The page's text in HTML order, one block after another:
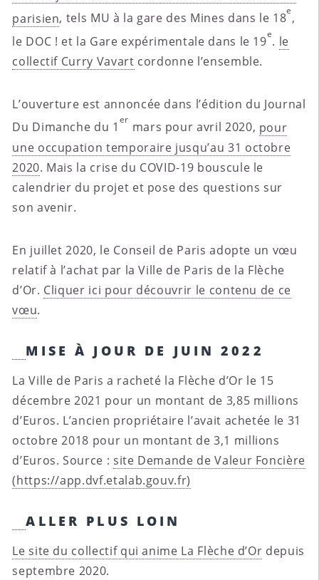
parisien, tels MU à la gare des Mines dans le 18
e
,
le DOC ! et la Gare expérimentale dans le 19
e
. le
collectif Curry Vavart cordonne l’ensemble.
L’ouverture est annoncée dans l’édition du Journal
Du Dimanche du 1
er
mars pour avril 2020, pour
une occupation temporaire jusqu’au 31 octobre
2020. Mais la crise du COVID-19 bouscule le
calendrier du projet et pose des questions sur
son avenir.
En juillet 2020, le Conseil de Paris adopte un vœu
relatif à l’achat par la Ville de Paris de la Flèche
d’Or. Cliquer ici pour découvrir le contenu de ce
vœu.
MISE À JOUR DE JUIN 2022
La Ville de Paris a racheté la Flèche d’Or le 15
décembre 2021 pour un montant de 3,85 millions
d’Euros. L’ancien propriétaire l’avait achetée le 31
octobre 2018 pour un montant de 3,1 millions
d’Euros. Source : site Demande de Valeur Foncière
(https://app.dvf.etalab.gouv.fr)
ALLER PLUS LOIN
Le site du collectif qui anime La Flèche d’Or depuis
septembre 2020.